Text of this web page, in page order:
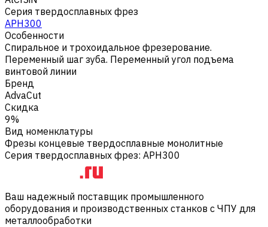
Серия твердосплавных фрез
APH300
Особенности
Спиральное и трохоидальное фрезерование.
Переменный шаг зуба. Переменный угол подъема
винтовой линии
Бренд
AdvaCut
Скидка
9%
Вид номенклатуры
Фрезы концевые твердосплавные монолитные
Серия твердосплавных фрез: APH300
Ваш надежный поставщик промышленного
оборудования и производственных станков с ЧПУ для
металлообработки